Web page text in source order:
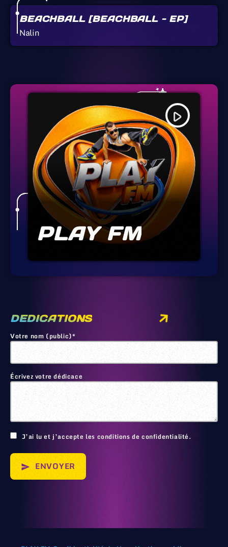
BEACHBALL [BEACHBALL - EP]
Nalin
play_arrow
PLAY FM
DEDICATIONS
Votre nom (public)*
Écrivez votre dédicace
J’ai lu et j’accepte les conditions de confidentialité.
send ENVOYER